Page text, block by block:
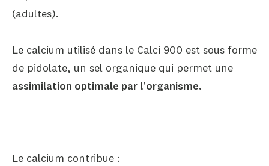
(adultes).
Le calcium utilisé dans le Calci 900 est sous forme
de pidolate, un sel organique qui permet une
assimilation optimale par l'organisme.
Le calcium contribue :